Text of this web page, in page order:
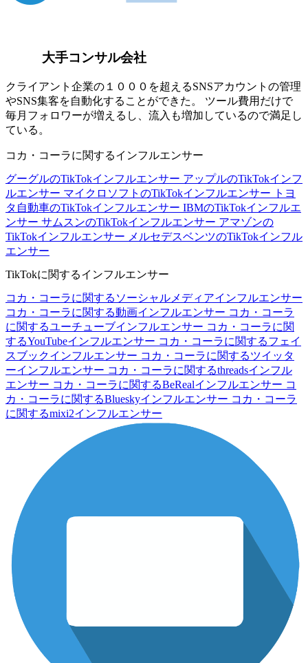
大手コンサル会社
クライアント企業の１０００を超えるSNSアカウントの管理
やSNS集客を自動化することができた。 ツール費用だけで
毎月フォロワーが増えるし、流入も増加しているので満足し
ている。
コカ・コーラに関するインフルエンサー
グーグルのTikTokインフルエンサー アップルのTikTokインフ
ルエンサー マイクロソフトのTikTokインフルエンサー
トヨ
タ自動車のTikTokインフルエンサー IBMのTikTokインフルエ
ンサー サムスンのTikTokインフルエンサー アマゾンの
TikTokインフルエンサー メルセデスベンツのTikTokインフル
エンサー
TikTokに関するインフルエンサー
コカ・コーラに関するソーシャルメディアインフルエンサー
コカ・コーラに関する動画インフルエンサー コカ・コーラ
に関するユーチューブインフルエンサー コカ・コーラに関
するYouTubeインフルエンサー コカ・コーラに関するフェイ
スブックインフルエンサー コカ・コーラに関するツイッタ
ーインフルエンサー コカ・コーラに関するthreadsインフル
エンサー コカ・コーラに関するBeRealインフルエンサー コ
カ・コーラに関するBlueskyインフルエンサー コカ・コーラ
に関するmixi2インフルエンサー